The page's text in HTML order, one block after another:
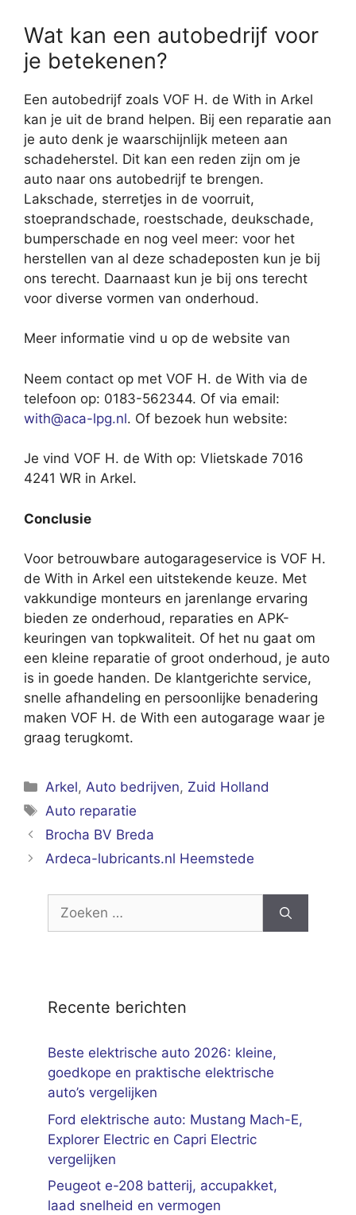
Wat kan een autobedrijf voor
je betekenen?
Een autobedrijf zoals VOF H. de With in Arkel
kan je uit de brand helpen. Bij een reparatie aan
je auto denk je waarschijnlijk meteen aan
schadeherstel. Dit kan een reden zijn om je
auto naar ons autobedrijf te brengen.
Lakschade, sterretjes in de voorruit,
stoeprandschade, roestschade, deukschade,
bumperschade en nog veel meer: voor het
herstellen van al deze schadeposten kun je bij
ons terecht. Daarnaast kun je bij ons terecht
voor diverse vormen van onderhoud.
Meer informatie vind u op de website van
Neem contact op met VOF H. de With via de
telefoon op: 0183-562344. Of via email:
with@aca-lpg.nl. Of bezoek hun website:
Je vind VOF H. de With op: Vlietskade 7016
4241 WR in Arkel.
Conclusie
Voor betrouwbare autogarageservice is VOF H.
de With in Arkel een uitstekende keuze. Met
vakkundige monteurs en jarenlange ervaring
bieden ze onderhoud, reparaties en APK-
keuringen van topkwaliteit. Of het nu gaat om
een kleine reparatie of groot onderhoud, je auto
is in goede handen. De klantgerichte service,
snelle afhandeling en persoonlijke benadering
maken VOF H. de With een autogarage waar je
graag terugkomt.
Categorieën
Arkel,Auto bedrijven, Zuid Holland
Tags
Auto reparatie
Brocha BV Breda
Ardeca-lubricants.nl Heemstede
Zoek
Recente berichten
Beste elektrische auto 2026: kleine,
goedkope en praktische elektrische
auto’s vergelijken
Ford elektrische auto: Mustang Mach-E,
Explorer Electric en Capri Electric
vergelijken
Peugeot e-208 batterij, accupakket,
laad snelheid en vermogen